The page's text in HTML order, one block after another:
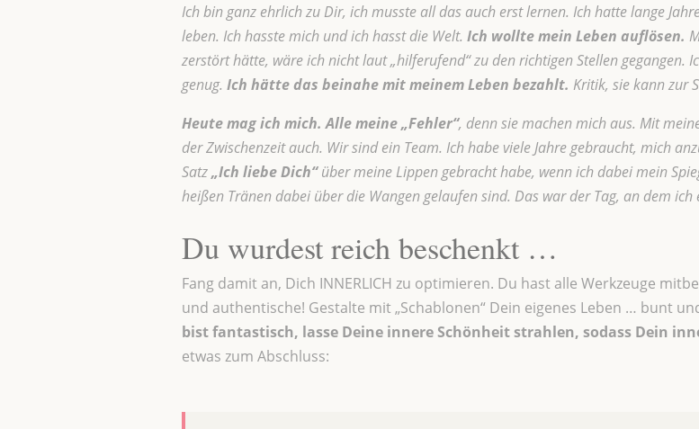
Ich bin ganz ehrlich zu Dir, ich musste all das auch erst lernen. Ich hatte lange
leben. Ich hasste mich und ich hasst die Welt. Ich wollte mein Leben auflösen.
zerstört hätte, wäre ich nicht laut „hilferufend“ zu den richtigen Stellen
genug. Ich hätte das beinahe mit meinem Leben bezahlt. Kritik, sie kann zur
Heute mag ich mich. Alle meine „Fehler“, denn sie machen mich aus. Mit
der Zwischenzeit auch. Wir sind ein Team. Ich habe viele Jahre gebraucht, mich
Satz„Ich liebe Dich“über meine Lippen gebracht habe, wenn ich dabei mein
heißen Tränen dabei über die Wangen gelaufen sind. Das war der Tag, an dem
Du wurdest reich beschenkt …
Fang damit an, Dich INNERLICH zu optimieren. Du hast alle Werkzeuge
und authentische! Gestalte mit „Schablonen“ Dein eigenes Leben … bunt
bist fantastisch, lasse Deine innere Schönheit strahlen, sodass Dein
etwas zum Abschluss: